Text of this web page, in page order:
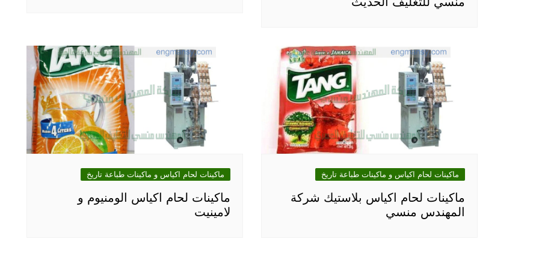
ماكينات لحام اكياس و ماكينات طباعة تاريخ
ماكينات لحام اكياس بلاستيك شركة
المهندس منسي
ماكينات لحام اكياس و ماكينات طباعة تاريخ
ماكينات لحام اكياس الومنيوم و
لامينيت